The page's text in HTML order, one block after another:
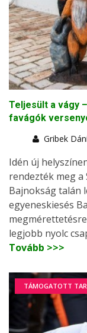
Teljesült a vágy
favágók
Gribek
Idén új
rendezték meg a
Bajnokság talán
egyeneskiesés
legjobb nyolc
Tovább >>>
TÁMOGATOTT